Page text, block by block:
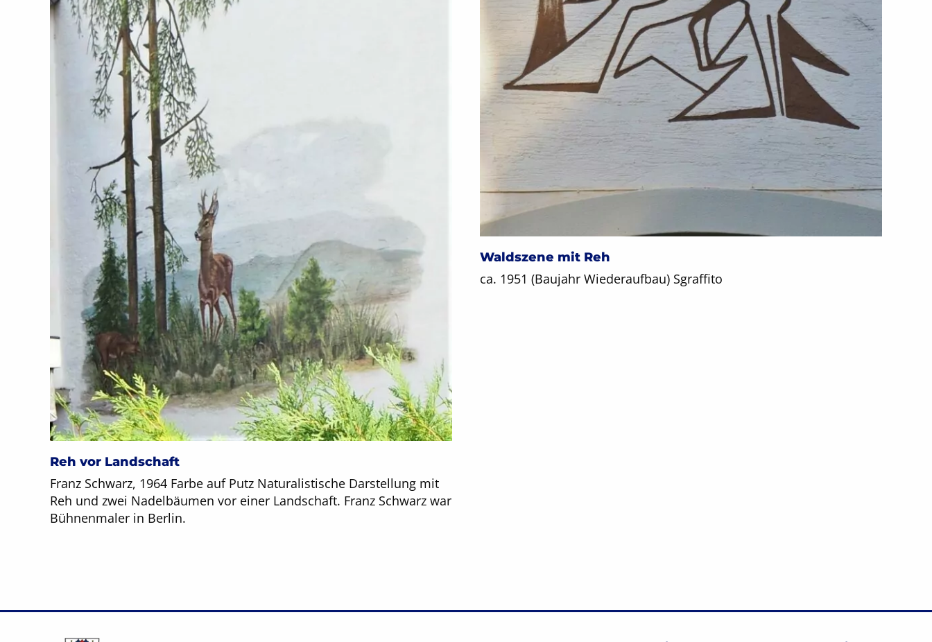
Reh vor Landschaft
Franz Schwarz, 1964 Farbe auf Putz Naturalistische Darstellung mit
Reh und zwei Nadelbäumen vor einer Landschaft. Franz Schwarz war
Bühnenmaler in Berlin.
Waldszene mit Reh
ca. 1951 (Baujahr Wiederaufbau) Sgraffito